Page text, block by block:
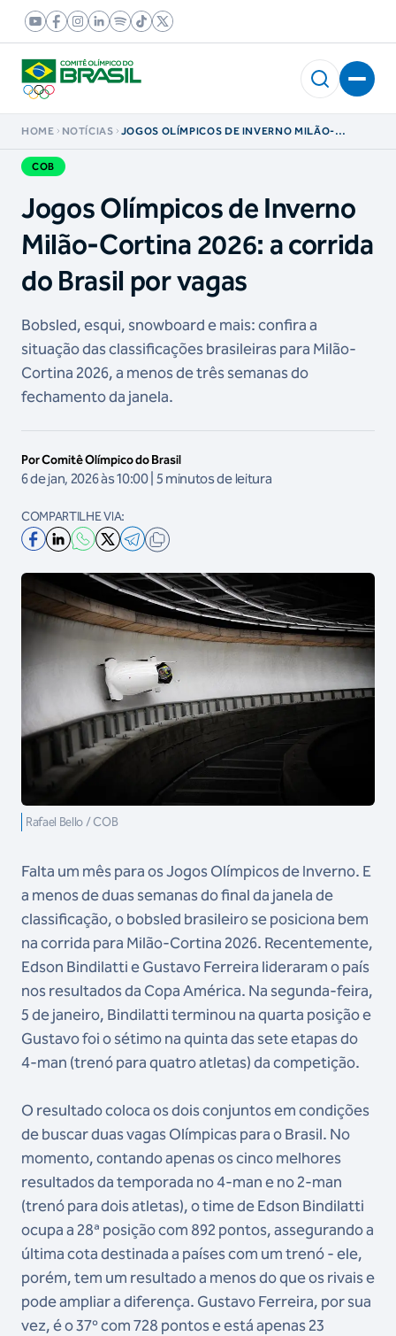
HOME NOTÍCIAS
JOGOS OLÍMPICOS DE INVERNO MILÃO-
COB
Jogos Olímpicos de Inverno
Milão-Cortina 2026: a corrida
do Brasil por vagas
Bobsled, esqui, snowboard e mais: confira a
situação das classificações brasileiras para Milão-
Cortina 2026, a menos de três semanas do
fechamento da janela.
Por Comitê Olímpico do Brasil
6 de jan, 2026 às 10:00 | 5 minutos de leitura
COMPARTILHE VIA:
Rafael Bello / COB
Falta um mês para os Jogos Olímpicos de Inverno. E
a menos de duas semanas do final da janela de
classificação, o bobsled brasileiro se posiciona bem
na corrida para Milão-Cortina 2026. Recentemente,
Edson Bindilatti e Gustavo Ferreira lideraram o país
nos resultados da Copa América. Na segunda-feira,
5 de janeiro, Bindilatti terminou na quarta posição e
Gustavo foi o sétimo na quinta das sete etapas do
4-man (trenó para quatro atletas) da competição.
O resultado coloca os dois conjuntos em condições
de buscar duas vagas Olímpicas para o Brasil. No
momento, contando apenas os cinco melhores
resultados da temporada no 4-man e no 2-man
(trenó para dois atletas), o time de Edson Bindilatti
ocupa a 28ª posição com 892 pontos, assegurando a
última cota destinada a países com um trenó - ele,
porém, tem um resultado a menos do que os rivais e
pode ampliar a diferença. Gustavo Ferreira, por sua
vez, é o 37º com 728 pontos e está apenas 23